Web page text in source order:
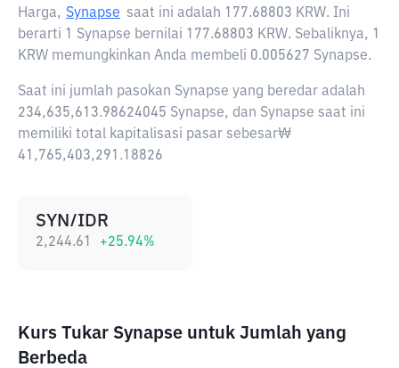
Harga, Synapse saat ini adalah 177.68803 KRW. Ini
berarti 1 Synapse bernilai 177.68803 KRW. Sebaliknya, 1
KRW memungkinkan Anda membeli 0.005627 Synapse.
Saat ini jumlah pasokan Synapse yang beredar adalah
234,635,613.98624045 Synapse, dan Synapse saat ini
memiliki total kapitalisasi pasar sebesar₩
41,765,403,291.18826
SYN/IDR
2,244.61 +25.94%
Kurs Tukar Synapse untuk Jumlah yang
Berbeda